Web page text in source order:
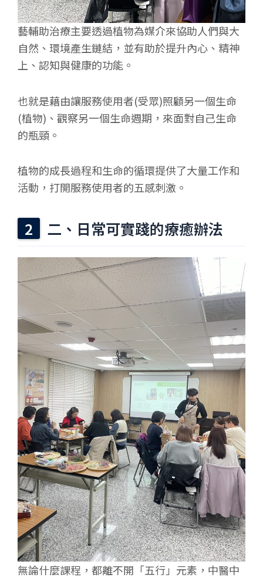
藝輔助治療主要透過植物為媒介來協助人們與大
自然、環境產生鏈結，並有助於提升內心、精神
上、認知與健康的功能。
也就是藉由讓服務使用者(受眾)照顧另一個生命
(植物)、觀察另一個生命週期，來面對自己生命
的瓶頸。
植物的成長過程和生命的循環提供了大量工作和
活動，打開服務使用者的五感刺激。
二、日常可實踐的療癒辦法
無論什麼課程，都離不開「五行」元素，中醫中